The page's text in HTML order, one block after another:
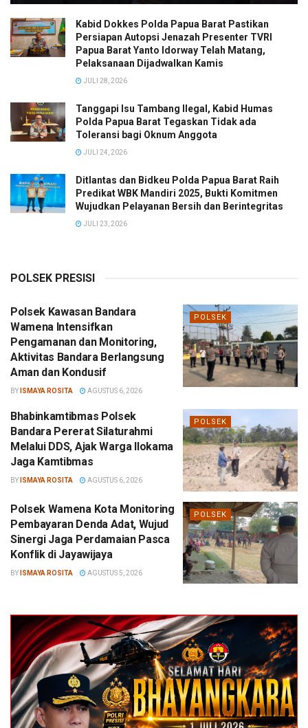
Kabid Dokkes Polda Papua Barat Pastikan
Persiapan Autopsi Jenazah Presenter TVRI
Papua Barat Yanto Idorway Telah Matang,
Pelaksanaan Dijadwalkan Kamis
JULI 28, 2026
Tanggapi Isu Tambang Ilegal, Kabid Humas
Polda Papua Barat Tegaskan Tidak ada
Toleransi bagi Oknum Anggota
JULI 24, 2026
Ditlantas dan Bidkeu Polda Papua Barat Raih
Predikat WBK Mandiri 2025, Bukti Komitmen
Wujudkan Pelayanan Bersih dan Berintegritas
JULI 23, 2026
POLSEK PRESISI
POLSEK
Polsek Kawasan Bandara
Wamena Intensifkan
Pengamanan dan Monitoring,
Aktivitas Bandara Berlangsung
Aman dan Kondusif
BY ISMAYA ROSITA AGUSTUS 6, 2026
POLSEK
Bhabinkamtibmas Polsek
Bandara Pererat Silaturahmi
Melalui DDS, Ajak Warga Ilokama
Jaga Kamtibmas
BY ISMAYA ROSITA AGUSTUS 6, 2026
POLSEK
Polsek Wamena Kota Monitoring
Pembayaran Denda Adat, Wujud
Sinergi Jaga Perdamaian Pasca
Konflik di Jayawijaya
BY ISMAYA ROSITA AGUSTUS 5, 2026